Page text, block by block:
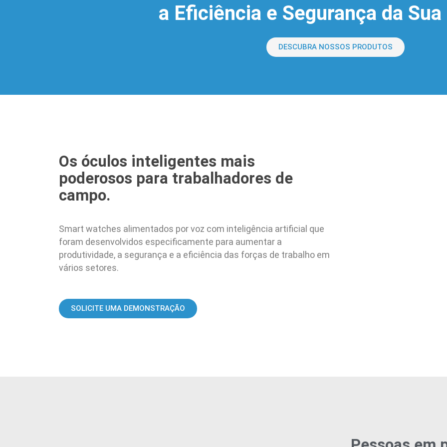
a Eficiência e Segurança da Sua
DESCUBRA NOSSOS PRODUTOS
Os óculos inteligentes mais
poderosos para trabalhadores de
campo.
Smart watches alimentados por voz com inteligência artificial que
foram desenvolvidos especificamente para aumentar a
produtividade, a segurança e a eficiência das forças de trabalho em
vários setores.
SOLICITE UMA DEMONSTRAÇÃO